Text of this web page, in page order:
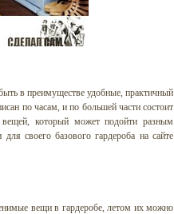
в преимуществе удобные, практичный
по часам, и по большей части состоит
который может подойти разным
своего базового гардероба на сайте
вещи в гардеробе, летом их можно